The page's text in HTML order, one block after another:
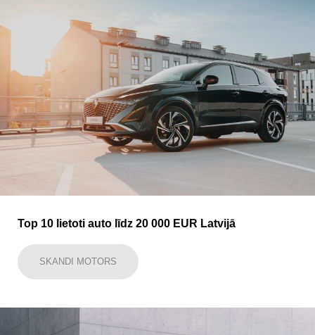
Top 10 lietoti auto līdz 20 000 EUR Latvijā
SKANDI MOTORS